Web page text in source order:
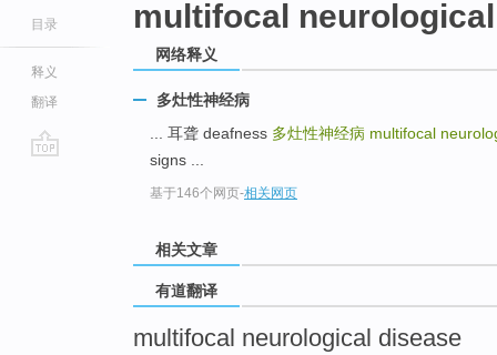
目录
释义
翻译
multifocal
网络释义
多灶性神经病
... 耳聋 deafness 多灶性神经病 multifocal
signs ...
基于146个网页-相关网页
相关文章
有道翻译
multifocal neurological disease